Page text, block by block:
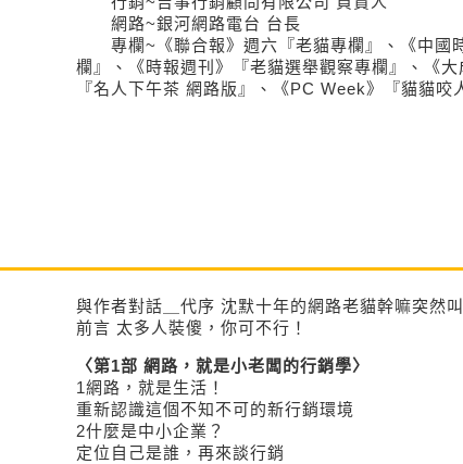
網路~銀河網路電台 台長
專欄~《聯合報》週六『老貓專欄』、《中國
欄』、《時報週刊》『老貓選舉觀察專欄』、《
『名人下午茶 網路版』、《PC Week》『貓貓咬
與作者對話＿代序 沈默十年的網路老貓幹嘛突然叫
前言 太多人裝傻，你可不行！
〈第1部 網路，就是小老闆的行銷學〉
1網路，就是生活！
重新認識這個不知不可的新行銷環境
2什麼是中小企業？
定位自己是誰，再來談行銷